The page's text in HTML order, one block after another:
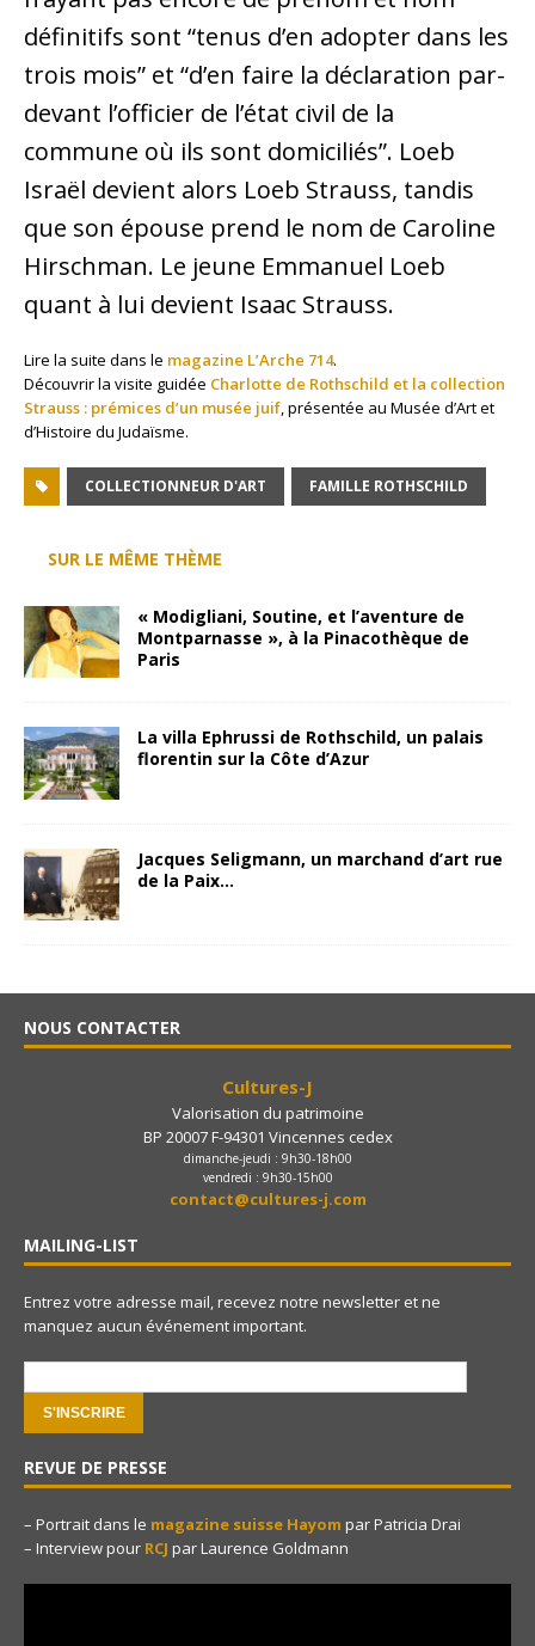
définitifs sont “tenus d’en adopter dans les
trois mois” et “d’en faire la déclaration par-
devant l’officier de l’état civil de la
commune où ils sont domiciliés”. Loeb
Israël devient alors Loeb Strauss, tandis
que son épouse prend le nom de Caroline
Hirschman. Le jeune Emmanuel Loeb
quant à lui devient Isaac Strauss.
Lire la suite dans le magazine L’Arche 714.
Découvrir la visite guidée Charlotte de Rothschild et la collection
Strauss : prémices d’un musée juif, présentée au Musée d’Art et
d’Histoire du Judaïsme.
COLLECTIONNEUR D'ART FAMILLE ROTHSCHILD
SUR LE MÊME THÈME
« Modigliani, Soutine, et l’aventure de
Montparnasse », à la Pinacothèque de
Paris
La villa Ephrussi de Rothschild, un palais
florentin sur la Côte d’Azur
Jacques Seligmann, un marchand d’art rue
de la Paix…
NOUS CONTACTER
Cultures-J
Valorisation du patrimoine
BP 20007 F-94301 Vincennes cedex
dimanche-jeudi : 9h30-18h00
vendredi : 9h30-15h00
contact@cultures-j.com
MAILING-LIST
Entrez votre adresse mail, recevez notre newsletter et ne
manquez aucun événement important.
REVUE DE PRESSE
– Portrait dans le magazine suisse Hayom par Patricia Drai
– Interview pour RCJ par Laurence Goldmann